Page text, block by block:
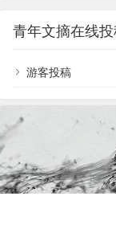
跟着小红书的分享，
开，门口人潮涌动。
2024年胖东来商贸
青年文摘在线投
游客投稿